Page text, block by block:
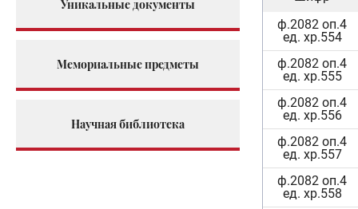
Уникальные документы
Мемориальные предметы
Научная библиотека
ф.2082 оп.4
ед. хр.554
ф.2082 оп.4
ед. хр.555
ф.2082 оп.4
ед. хр.556
ф.2082 оп.4
ед. хр.557
ф.2082 оп.4
ед. хр.558